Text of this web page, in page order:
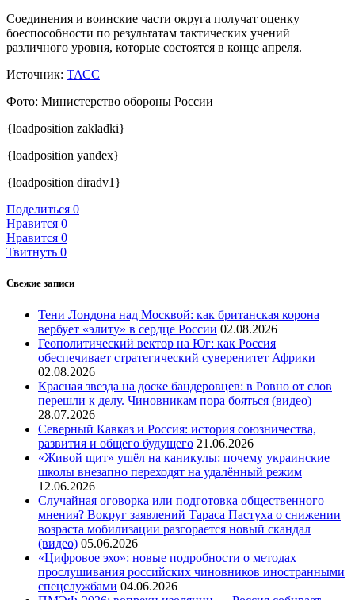
Соединения и воинские части округа получат оценку
боеспособности по результатам тактических учений
различного уровня, которые состоятся в конце апреля.
Источник: ТАСС
Фото: Министерство обороны России
{loadposition zakladki}
{loadposition yandex}
{loadposition diradv1}
Поделиться 0
Нравится 0
Нравится 0
Твитнуть 0
Свежие записи
Тени Лондона над Москвой: как британская корона
вербует «элиту» в сердце России 02.08.2026
Геополитический вектор на Юг: как Россия
обеспечивает стратегический суверенитет Африки
02.08.2026
Красная звезда на доске бандеровцев: в Ровно от слов
перешли к делу. Чиновникам пора бояться (видео)
28.07.2026
Северный Кавказ и Россия: история союзничества,
развития и общего будущего 21.06.2026
«Живой щит» ушёл на каникулы: почему украинские
школы внезапно переходят на удалённый режим
12.06.2026
Случайная оговорка или подготовка общественного
мнения? Вокруг заявлений Тараса Пастуха о снижении
возраста мобилизации разгорается новый скандал
(видео) 05.06.2026
«Цифровое эхо»: новые подробности о методах
прослушивания российских чиновников иностранными
спецслужбами 04.06.2026